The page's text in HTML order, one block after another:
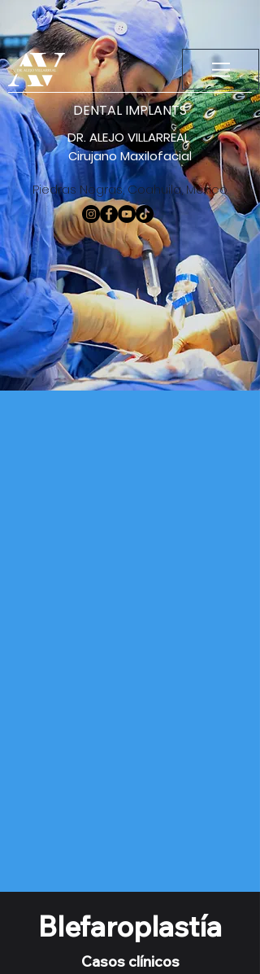
DENTAL IMPLANTS
DR. ALEJO VILLARREAL
Cirujano Maxilofacial
Piedras Negras, Coahuila, México.
Blefaroplastía
Casos clínicos